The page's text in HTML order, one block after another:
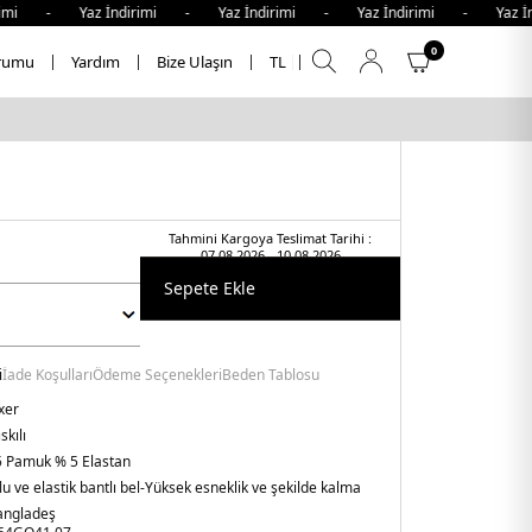
İndirimi - Yaz İndirimi - Yaz İndirimi -
Yardım Bize Ulaşın TL
0
Tahmini Kargoya Teslimat Tarihi :
07.08.2026 - 10.08.2026
Sepete Ekle
İade KoşullarıÖdeme SeçenekleriBeden Tablosu
Pamuk % 5 Elastan
ve elastik bantlı bel-Yüksek esneklik ve şekilde kalma